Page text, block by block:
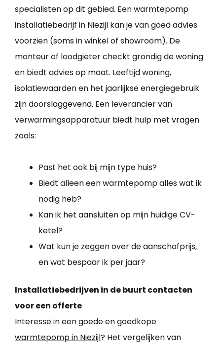
specialisten op dit gebied. Een warmtepomp
installatiebedrijf in Niezijl kan je van goed advies
voorzien (soms in winkel of showroom). De
monteur of loodgieter checkt grondig de woning
en biedt advies op maat. Leeftijd woning,
isolatiewaarden en het jaarlijkse energiegebruik
zijn doorslaggevend. Een leverancier van
verwarmingsapparatuur biedt hulp met vragen
zoals:
Past het ook bij mijn type huis?
Biedt alleen een warmtepomp alles wat ik
nodig heb?
Kan ik het aansluiten op mijn huidige CV-
ketel?
Wat kun je zeggen over de aanschafprijs,
en wat bespaar ik per jaar?
Installatiebedrijven in de buurt contacten
voor een offerte
Interesse in een goede engoedkope
warmtepomp in Niezijl? Het vergelijken van